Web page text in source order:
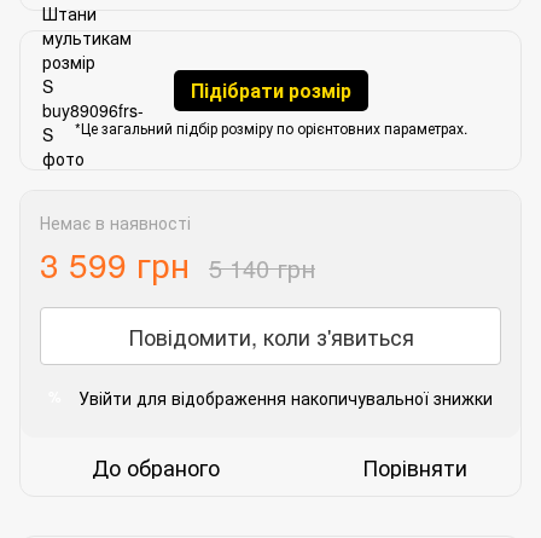
Підібрати розмір
*Це загальний підбір розміру по орієнтовних параметрах.
Немає в наявності
3 599 грн 5 140 грн
Повідомити, коли з'явиться
Увійти для відображення накопичувальної знижки
До обраного Порівняти